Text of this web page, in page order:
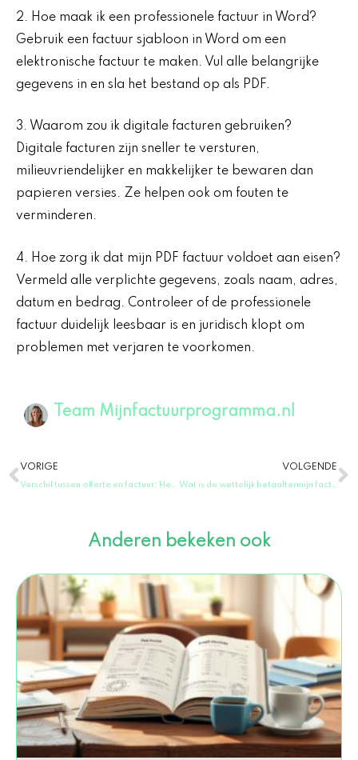
2. Hoe maak ik een professionele factuur in Word?
Gebruik een factuur sjabloon in Word om een
elektronische factuur te maken. Vul alle belangrijke
gegevens in en sla het bestand op als PDF.
3. Waarom zou ik digitale facturen gebruiken?
Digitale facturen zijn sneller te versturen,
milieuvriendelijker en makkelijker te bewaren dan
papieren versies. Ze helpen ook om fouten te
verminderen.
4. Hoe zorg ik dat mijn PDF factuur voldoet aan eisen?
Vermeld alle verplichte gegevens, zoals naam, adres,
datum en bedrag. Controleer of de professionele
factuur duidelijk leesbaar is en juridisch klopt om
problemen met verjaren te voorkomen.
Team Mijnfactuurprogramma.nl
Vorige
VORIGE
Verschil tussen offerte en factuur: Het belangrijkste verschil in Nederland
VOLGENDE
Wat is de wettelijk betaaltermijn factuur in Nederland?
Anderen bekeken ook